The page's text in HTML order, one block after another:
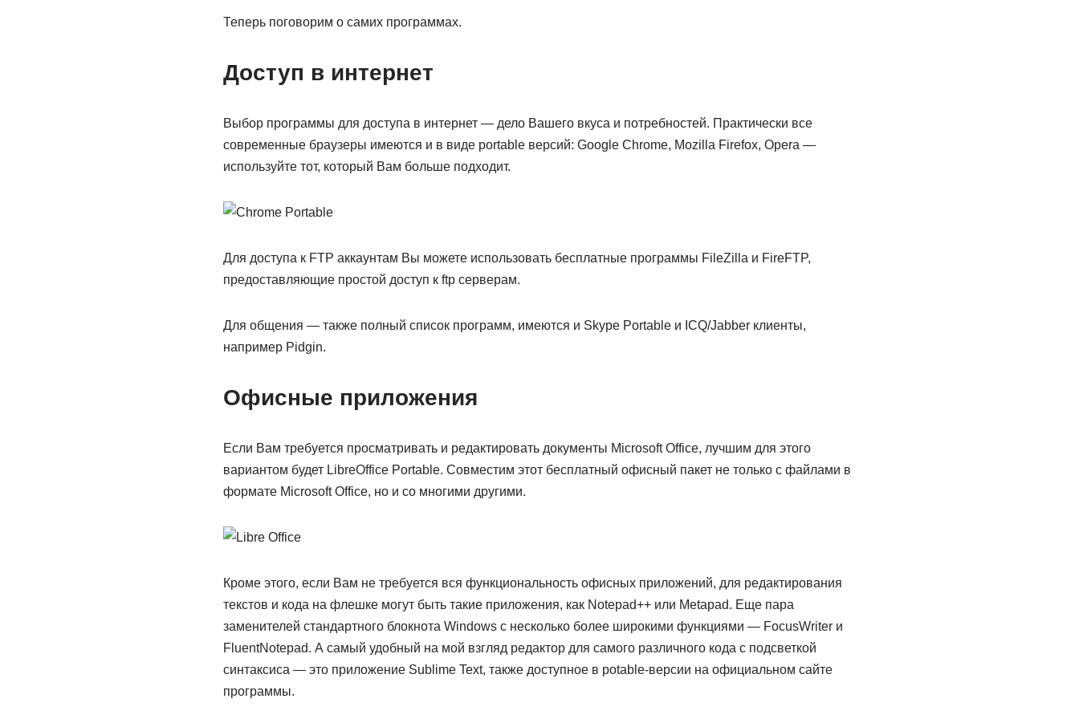
Теперь поговорим о самих программах.
Доступ в интернет
Выбор программы для доступа в интернет — дело Вашего вкуса и потребностей. Практически все
современные браузеры имеются и в виде portable версий: Google Chrome, Mozilla Firefox, Opera —
используйте тот, который Вам больше подходит.
Для доступа к FTP аккаунтам Вы можете использовать бесплатные программы FileZilla и FireFTP,
предоставляющие простой доступ к ftp серверам.
Для общения — также полный список программ, имеются и Skype Portable и ICQ/Jabber клиенты,
например Pidgin.
Офисные приложения
Если Вам требуется просматривать и редактировать документы Microsoft Office, лучшим для этого
вариантом будет LibreOffice Portable. Совместим этот бесплатный офисный пакет не только с файлами в
формате Microsoft Office, но и со многими другими.
Кроме этого, если Вам не требуется вся функциональность офисных приложений, для редактирования
текстов и кода на флешке могут быть такие приложения, как Notepad++ или Metapad. Еще пара
заменителей стандартного блокнота Windows с несколько более широкими функциями — FocusWriter и
FluentNotepad. А самый удобный на мой взгляд редактор для самого различного кода с подсветкой
синтаксиса — это приложение Sublime Text, также доступное в potable-версии на официальном сайте
программы.